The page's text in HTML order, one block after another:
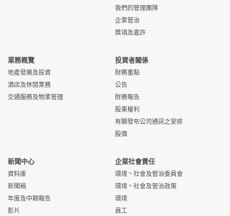
我們的管理團隊
企業管治
獎項及嘉許
業務概覽
地產發展及投資
酒店及休閒業務
交通服務及物業管理
投資者關係
財務重點
公告
財務報告
股東權利
有關發布公司通訊之安排
股價
新聞中心
資料庫
新聞稿
年度及中期報告
影片
企業社會責任
環境丶社會及管治委員會
環境丶社會及管治政策
環境
員工